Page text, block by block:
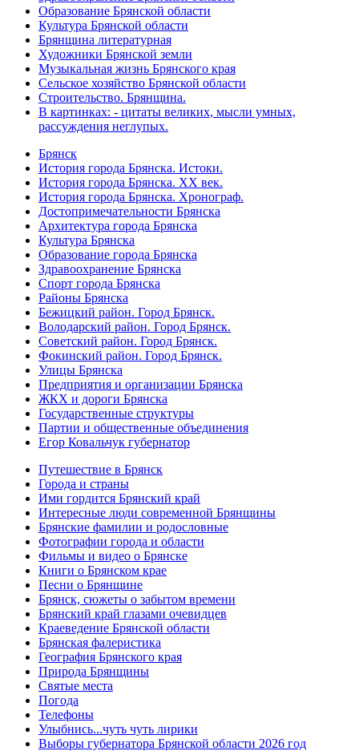
Образование Брянской области
Культура Брянской области
Брянщина литературная
Художники Брянской земли
Музыкальная жизнь Брянского края
Сельское хозяйство Брянской области
Строительство. Брянщина.
В картинках: - цитаты великих, мысли умных,
рассуждения неглупых.
Брянск
История города Брянска. Истоки.
История города Брянска. XX век.
История города Брянска. Хронограф.
Достопримечательности Брянска
Архитектура города Брянска
Культура Брянска
Образование города Брянска
Здравоохранение Брянска
Спорт города Брянска
Районы Брянска
Бежицкий район. Город Брянск.
Володарский район. Город Брянск.
Советский район. Город Брянск.
Фокинский район. Город Брянск.
Улицы Брянска
Предприятия и организации Брянска
ЖКХ и дороги Брянска
Государственные структуры
Партии и общественные объединения
Егор Ковальчук губернатор
Путешествие в Брянск
Города и страны
Ими гордится Брянский край
Интересные люди современной Брянщины
Брянские фамилии и родословные
Фотографии города и области
Фильмы и видео о Брянске
Книги о Брянском крае
Песни о Брянщине
Брянск, сюжеты о забытом времени
Брянский край глазами очевидцев
Краеведение Брянской области
Брянская фалеристика
География Брянского края
Природа Брянщины
Святые места
Погода
Телефоны
Улыбнись...чуть чуть лирики
Выборы губернатора Брянской области 2026 год